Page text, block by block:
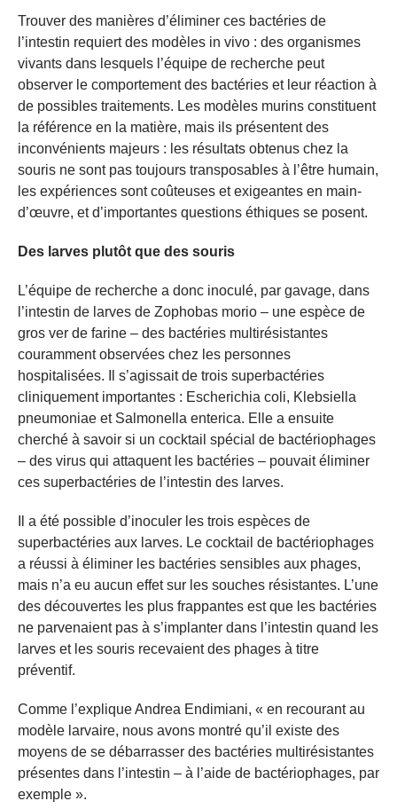
Trouver des manières d’éliminer ces bactéries de
l’intestin requiert des modèles in vivo : des organismes
vivants dans lesquels l’équipe de recherche peut
observer le comportement des bactéries et leur réaction à
de possibles traitements. Les modèles murins constituent
la référence en la matière, mais ils présentent des
inconvénients majeurs : les résultats obtenus chez la
souris ne sont pas toujours transposables à l’être humain,
les expériences sont coûteuses et exigeantes en main-
d’œuvre, et d’importantes questions éthiques se posent.
Des larves plutôt que des souris
L’équipe de recherche a donc inoculé, par gavage, dans
l’intestin de larves de Zophobas morio – une espèce de
gros ver de farine – des bactéries multirésistantes
couramment observées chez les personnes
hospitalisées. Il s’agissait de trois superbactéries
cliniquement importantes : Escherichia coli, Klebsiella
pneumoniae et Salmonella enterica. Elle a ensuite
cherché à savoir si un cocktail spécial de bactériophages
– des virus qui attaquent les bactéries – pouvait éliminer
ces superbactéries de l’intestin des larves.
Il a été possible d’inoculer les trois espèces de
superbactéries aux larves. Le cocktail de bactériophages
a réussi à éliminer les bactéries sensibles aux phages,
mais n’a eu aucun effet sur les souches résistantes. L’une
des découvertes les plus frappantes est que les bactéries
ne parvenaient pas à s’implanter dans l’intestin quand les
larves et les souris recevaient des phages à titre
préventif.
Comme l’explique Andrea Endimiani, « en recourant au
modèle larvaire, nous avons montré qu’il existe des
moyens de se débarrasser des bactéries multirésistantes
présentes dans l’intestin – à l’aide de bactériophages, par
exemple ».